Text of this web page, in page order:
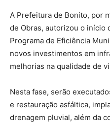
A Prefeitura de Bonito, por
de Obras, autorizou o início
Programa de Eficiência
novos investimentos em
melhorias na qualidade de
Nesta fase, serão
e restauração asfáltica,
drenagem pluvial, além da